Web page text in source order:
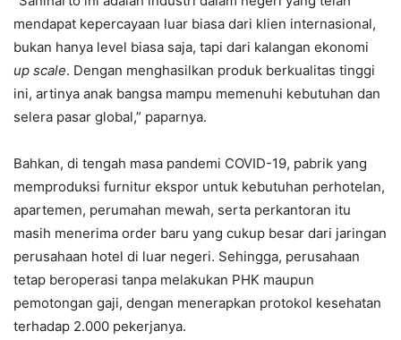
mendapat kepercayaan luar biasa dari klien internasional,
bukan hanya level biasa saja, tapi dari kalangan ekonomi
up scale. Dengan menghasilkan produk berkualitas tinggi
ini, artinya anak bangsa mampu memenuhi kebutuhan dan
selera pasar global,” paparnya.
Bahkan, di tengah masa pandemi COVID-19, pabrik yang
memproduksi furnitur ekspor untuk kebutuhan perhotelan,
apartemen, perumahan mewah, serta perkantoran itu
masih menerima order baru yang cukup besar dari jaringan
perusahaan hotel di luar negeri. Sehingga, perusahaan
tetap beroperasi tanpa melakukan PHK maupun
pemotongan gaji, dengan menerapkan protokol kesehatan
terhadap 2.000 pekerjanya.